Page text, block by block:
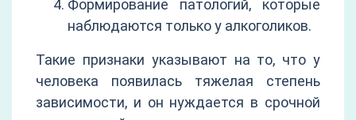
Формирование патологий, которые
наблюдаются только у алкоголиков.
Такие признаки указывают на то, что у
человека появилась тяжелая степень
зависимости, и он нуждается в срочной